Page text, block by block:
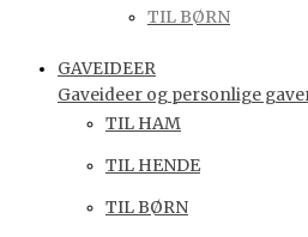
TIL BØRN
GAVEIDEER
Gaveideer og personlige
TIL HAM
TIL HENDE
TIL BØRN